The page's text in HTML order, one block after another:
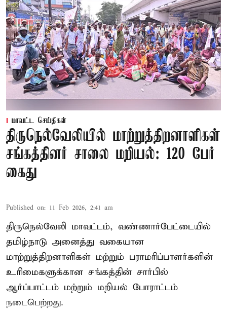
மாவட்ட செய்திகள்
திருநெல்வேலியில் மாற்றுத்திறனாளிகள்
சங்கத்தினர் சாலை மறியல்: 120 பேர்
கைது
Published on: 11 Feb 2026, 2:41 am
திருநெல்வேலி மாவட்டம், வண்ணார்பேட்டையில்
தமிழ்நாடு அனைத்து வகையான
மாற்றுத்திறனாளிகள் மற்றும் பராமரிப்பாளர்களின்
உரிமைகளுக்கான சங்கத்தின் சார்பில்
ஆர்ப்பாட்டம் மற்றும் மறியல் போராட்டம்
நடைபெற்றது.